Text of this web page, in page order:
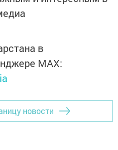
в
MАХ:
новости